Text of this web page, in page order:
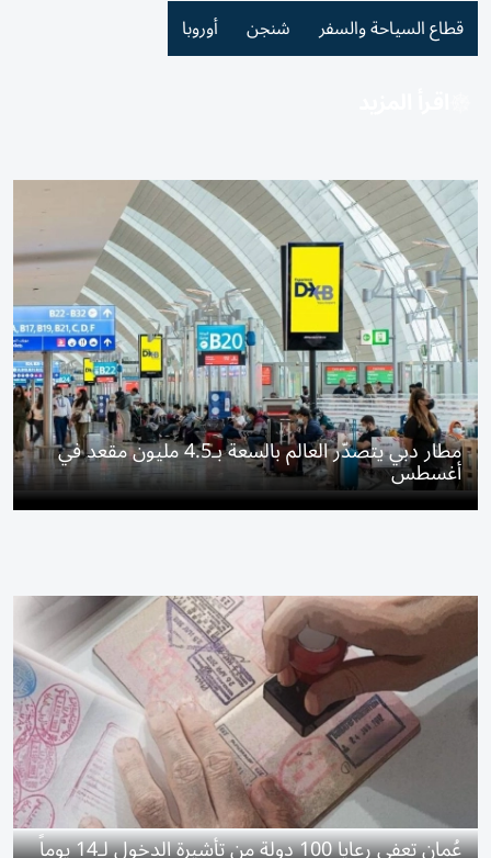
قطاع السياحة والسفر شنجن أوروبا
مطار دبي يتصدّر العالم بالسعة بـ4.5 مليون مقعد في
أغسطس
عُمان تعفي رعايا 100 دولة من تأشيرة الدخول لـ14 يوماً